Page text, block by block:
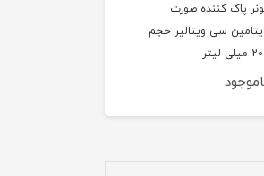
پاک کننده صورت
سی ویتالیر حجم
لیتر